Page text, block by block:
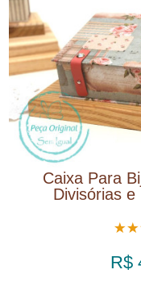
Caixa Para
Divisórias
R$